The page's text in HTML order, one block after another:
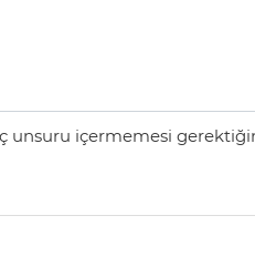
içermemesi